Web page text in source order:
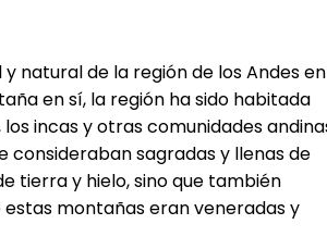
natural de la región de los Andes en
en sí, la región ha sido habitada
incas y otras comunidades
consideraban sagradas y llenas de
tierra y hielo, sino que también
montañas eran veneradas y